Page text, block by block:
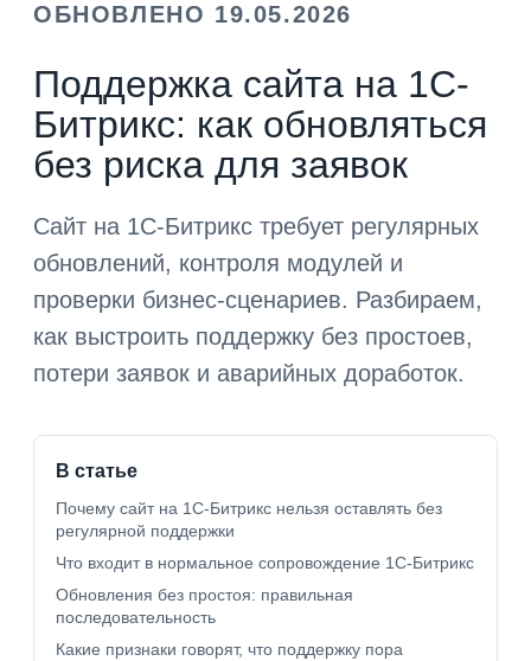
ОБНОВЛЕНО 19.05.2026
Поддержка сайта на 1С-
Битрикс: как обновляться
без риска для заявок
Сайт на 1С-Битрикс требует регулярных
обновлений, контроля модулей и
проверки бизнес-сценариев. Разбираем,
как выстроить поддержку без простоев,
потери заявок и аварийных доработок.
В статье
Почему сайт на 1С-Битрикс нельзя оставлять без
регулярной поддержки
Что входит в нормальное сопровождение 1С-Битрикс
Обновления без простоя: правильная
последовательность
Какие признаки говорят, что поддержку пора